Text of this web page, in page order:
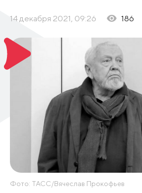
14 декабря 2021, 09:26 186
Фото: ТАСС/Вячеслав Прокофьев